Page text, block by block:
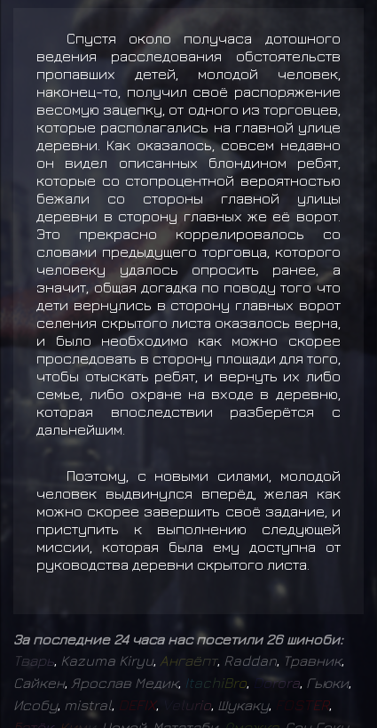
Спустя около получаса дотошного
ведения расследования обстоятельств
пропавших детей, молодой человек,
наконец-то, получил своё распоряжение
весомую зацепку, от одного из торговцев,
которые располагались на главной улице
деревни. Как оказалось, совсем недавно
он видел описанных блондином ребят,
которые со стопроцентной вероятностью
бежали со стороны главной улицы
деревни в сторону главных же её ворот.
Это прекрасно коррелировалось со
словами предыдущего торговца, которого
человеку удалось опросить ранее, а
значит, общая догадка по поводу того что
дети вернулись в сторону главных ворот
селения скрытого листа оказалось верна,
и было необходимо как можно скорее
проследовать в сторону площади для того,
чтобы отыскать ребят, и вернуть их либо
семье, либо охране на входе в деревню,
которая впоследствии разберётся с
дальнейшим.
Поэтому, с новыми силами, молодой
человек выдвинулся вперёд, желая как
можно скорее завершить своё задание, и
приступить к выполнению следующей
миссии, которая была ему доступна от
руководства деревни скрытого листа.
За последние 24 часа нас посетили 26 шиноби:
Тварь Kazuma Kiryu, Ангаёпт, Raddan Травник,
Сайкен, Ярослав Медик, ItachiBro Dorora Гьюки,
Исобу, mistral DEFIX, lurio Шукаку, F O STER,